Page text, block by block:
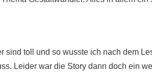
sind toll und so wusste ich nach dem
Leider war die Story dann doch ein